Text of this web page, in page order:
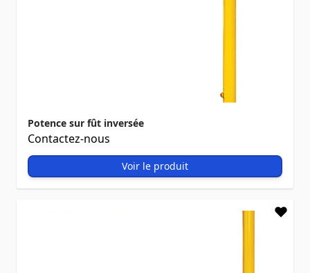
Potence sur fût inversée
Contactez-nous
Voir le produit